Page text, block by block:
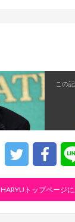
この
HARYUトップページ